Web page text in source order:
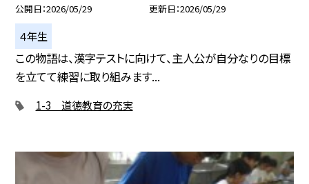
公開日 2026/05/29 更新日 2026/05/29
４年生
この物語は、漢字テストに向けて、主人公が自分なりの目標
を立てて練習に取り組みます...
1-3 道徳教育の充実